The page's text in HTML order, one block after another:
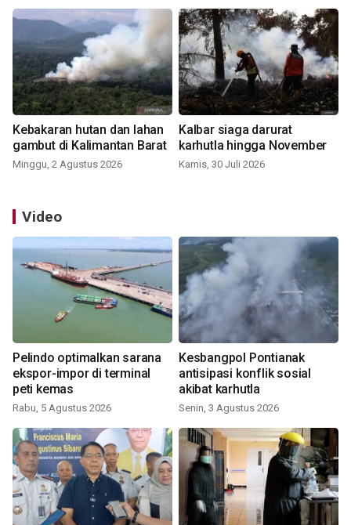
Kebakaran hutan dan lahan
gambut di Kalimantan Barat
Minggu, 2 Agustus 2026
Kalbar siaga darurat
karhutla hingga November
Kamis, 30 Juli 2026
Video
Pelindo optimalkan sarana
ekspor-impor di terminal
peti kemas
Rabu, 5 Agustus 2026
Kesbangpol Pontianak
antisipasi konflik sosial
akibat karhutla
Senin, 3 Agustus 2026